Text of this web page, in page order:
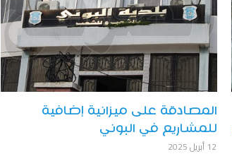
المصادقة على ميزانية إضافية
للمشاريع في البوني
12 أبريل 2025